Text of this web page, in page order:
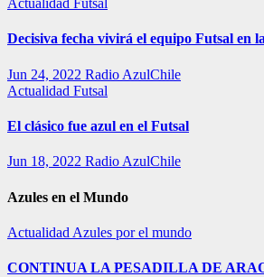
Actualidad Futsal
Decisiva fecha vivirá el equipo Futsal en
Jun 24, 2022 Radio AzulChile
Actualidad Futsal
El clásico fue azul en el Futsal
Jun 18, 2022 Radio AzulChile
Azules en el Mundo
Actualidad Azules por el mundo
CONTINUA LA PESADILLA DE